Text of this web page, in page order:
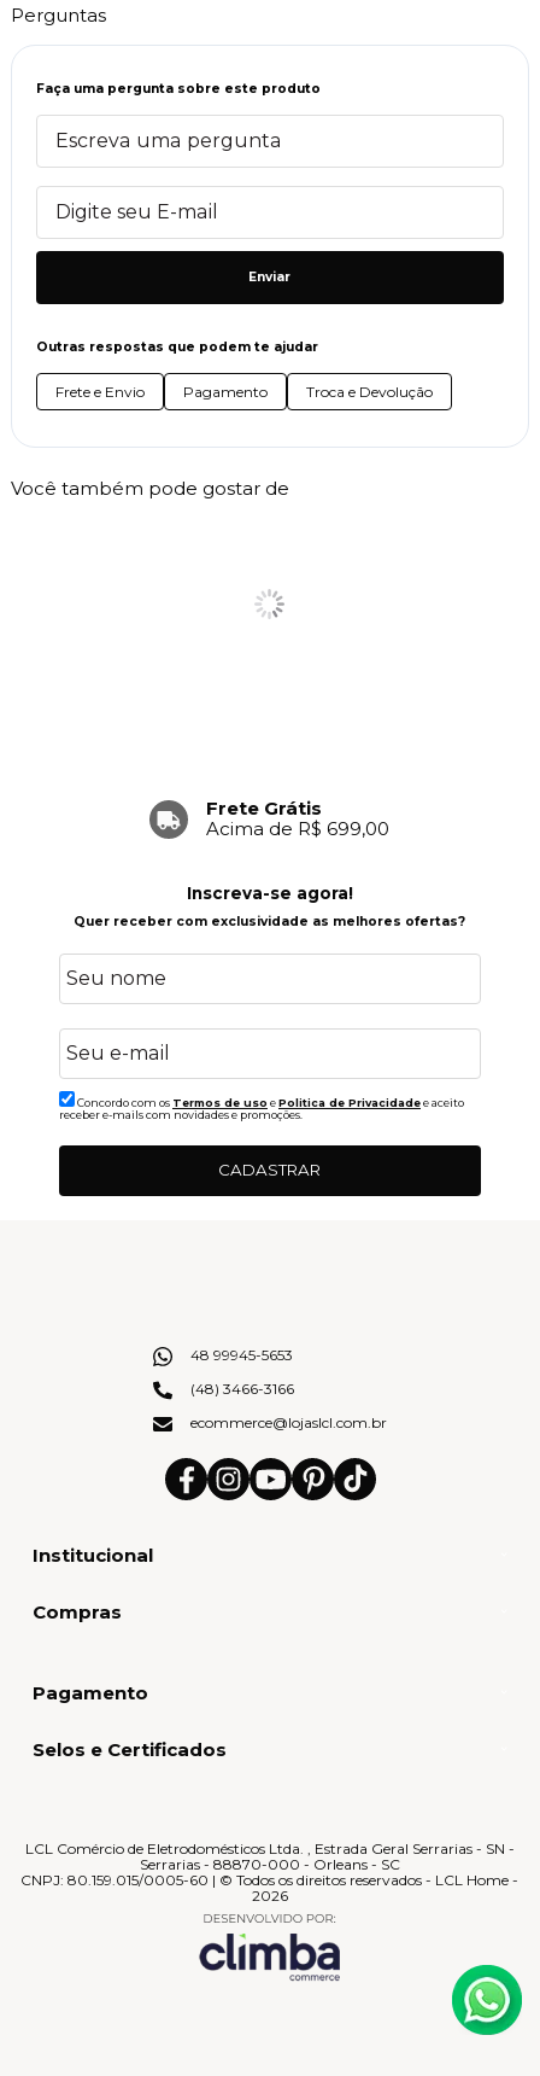
Perguntas
Faça uma pergunta sobre este produto
Enviar
Outras respostas que podem te ajudar
Frete e Envio Pagamento Troca e Devolução
Você também pode gostar de
Frete Grátis
Acima de R$ 699,00
Inscreva-se agora!
Quer receber com exclusividade as melhores ofertas?
Concordo com os Termos de uso ePolitica de Privacidadee aceito
receber e-mails com novidades e promoções.
CADASTRAR
Institucional
Compras
48 99945-5653
(48) 3466-3166
ecommerce@lojaslcl.com.br
Pagamento
Selos e Certificados
LCL Comércio de Eletrodomésticos Ltda. , Estrada Geral Serrarias - SN -
Serrarias - 88870-000 - Orleans - SC
CNPJ: 80.159.015/0005-60 | © Todos os direitos reservados - LCL Home -
2026